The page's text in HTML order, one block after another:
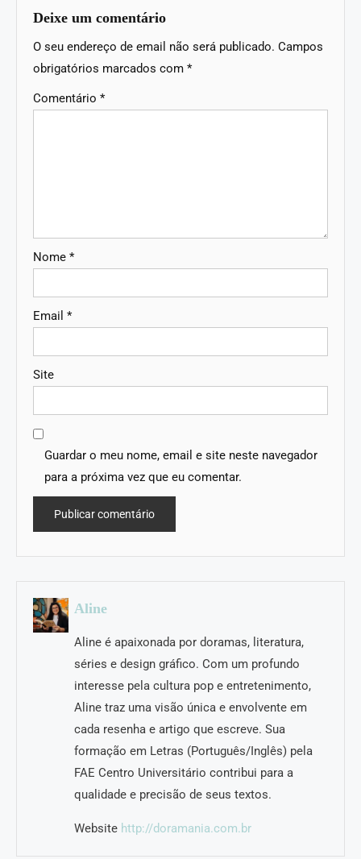
Deixe um comentário
O seu endereço de email não será publicado. Campos
obrigatórios marcados com *
Comentário *
Nome *
Email *
Site
Guardar o meu nome, email e site neste navegador
para a próxima vez que eu comentar.
Aline
Aline é apaixonada por doramas, literatura,
séries e design gráfico. Com um profundo
interesse pela cultura pop e entretenimento,
Aline traz uma visão única e envolvente em
cada resenha e artigo que escreve. Sua
formação em Letras (Português/Inglês) pela
FAE Centro Universitário contribui para a
qualidade e precisão de seus textos.
Website http://doramania.com.br